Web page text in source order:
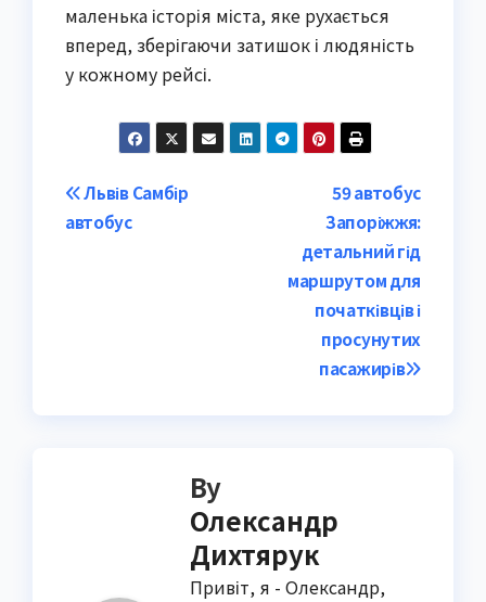
маленька історія міста, яке рухається
вперед, зберігаючи затишок і людяність
у кожному рейсі.
Post
navigation
59 автобус
Запоріжжя:
детальний гід
маршрутом для
початківців і
просунутих
пасажирів
Львів Самбір
автобус
By
Олександр
Дихтярук
Привіт, я - Олександр,